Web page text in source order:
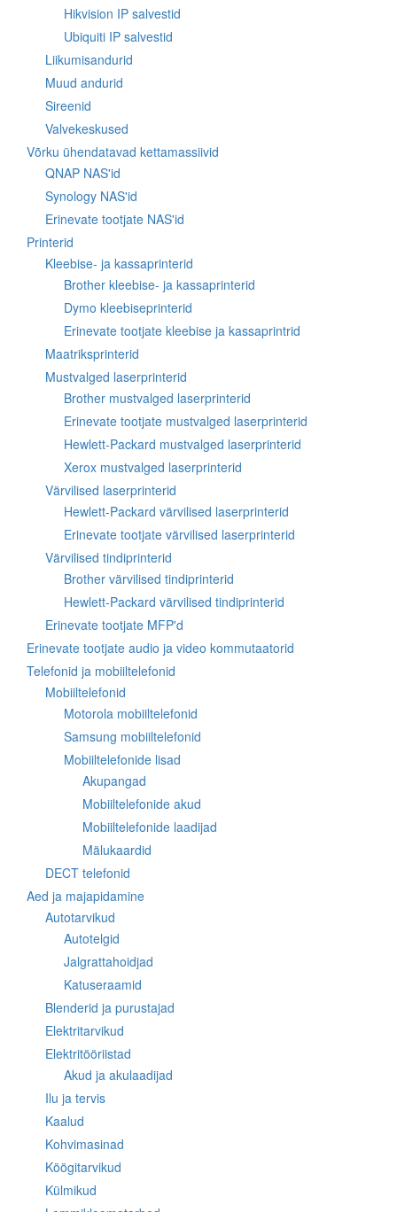
Hikvision IP salvestid
Ubiquiti IP salvestid
Liikumisandurid
Muud andurid
Sireenid
Valvekeskused
Võrku ühendatavad kettamassiivid
QNAP NAS'id
Synology NAS'id
Erinevate tootjate NAS'id
Printerid
Kleebise- ja kassaprinterid
Brother kleebise- ja kassaprinterid
Dymo kleebiseprinterid
Erinevate tootjate kleebise ja kassaprintrid
Maatriksprinterid
Mustvalged laserprinterid
Brother mustvalged laserprinterid
Erinevate tootjate mustvalged laserprinterid
Hewlett-Packard mustvalged laserprinterid
Xerox mustvalged laserprinterid
Värvilised laserprinterid
Hewlett-Packard värvilised laserprinterid
Erinevate tootjate värvilised laserprinterid
Värvilised tindiprinterid
Brother värvilised tindiprinterid
Hewlett-Packard värvilised tindiprinterid
Erinevate tootjate MFP'd
Erinevate tootjate audio ja video kommutaatorid
Telefonid ja mobiiltelefonid
Mobiiltelefonid
Motorola mobiiltelefonid
Samsung mobiiltelefonid
Mobiiltelefonide lisad
Akupangad
Mobiiltelefonide akud
Mobiiltelefonide laadijad
Mälukaardid
DECT telefonid
Aed ja majapidamine
Autotarvikud
Autotelgid
Jalgrattahoidjad
Katuseraamid
Blenderid ja purustajad
Elektritarvikud
Elektritööriistad
Akud ja akulaadijad
Ilu ja tervis
Kaalud
Kohvimasinad
Köögitarvikud
Külmikud